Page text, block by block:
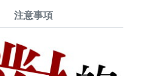
注意事項